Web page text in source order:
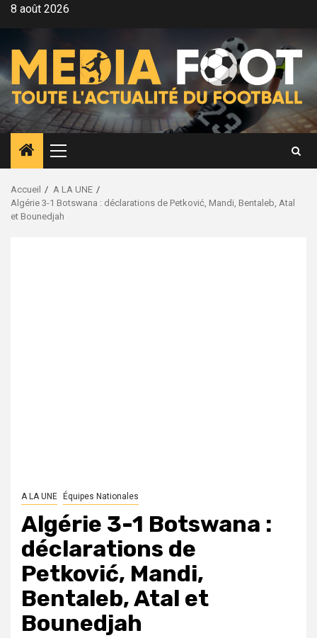
Aller8 août 2026
Menu
principal
Accueil
A LA UNE
Algérie 3-1 Botswana : déclarations de Petković, Mandi, Bentaleb, Atal
et Bounedjah
A LA UNE Équipes Nationales
Algérie 3-1 Botswana :
déclarations de
Petković, Mandi,
Bentaleb, Atal et
Bounedjah